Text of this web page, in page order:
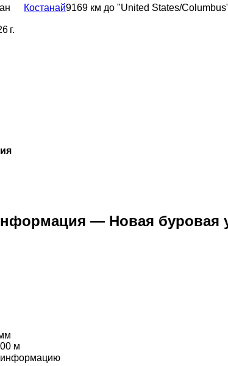
Костанай9169 км до "United States/
г.
— Новая буровая
м
информацию